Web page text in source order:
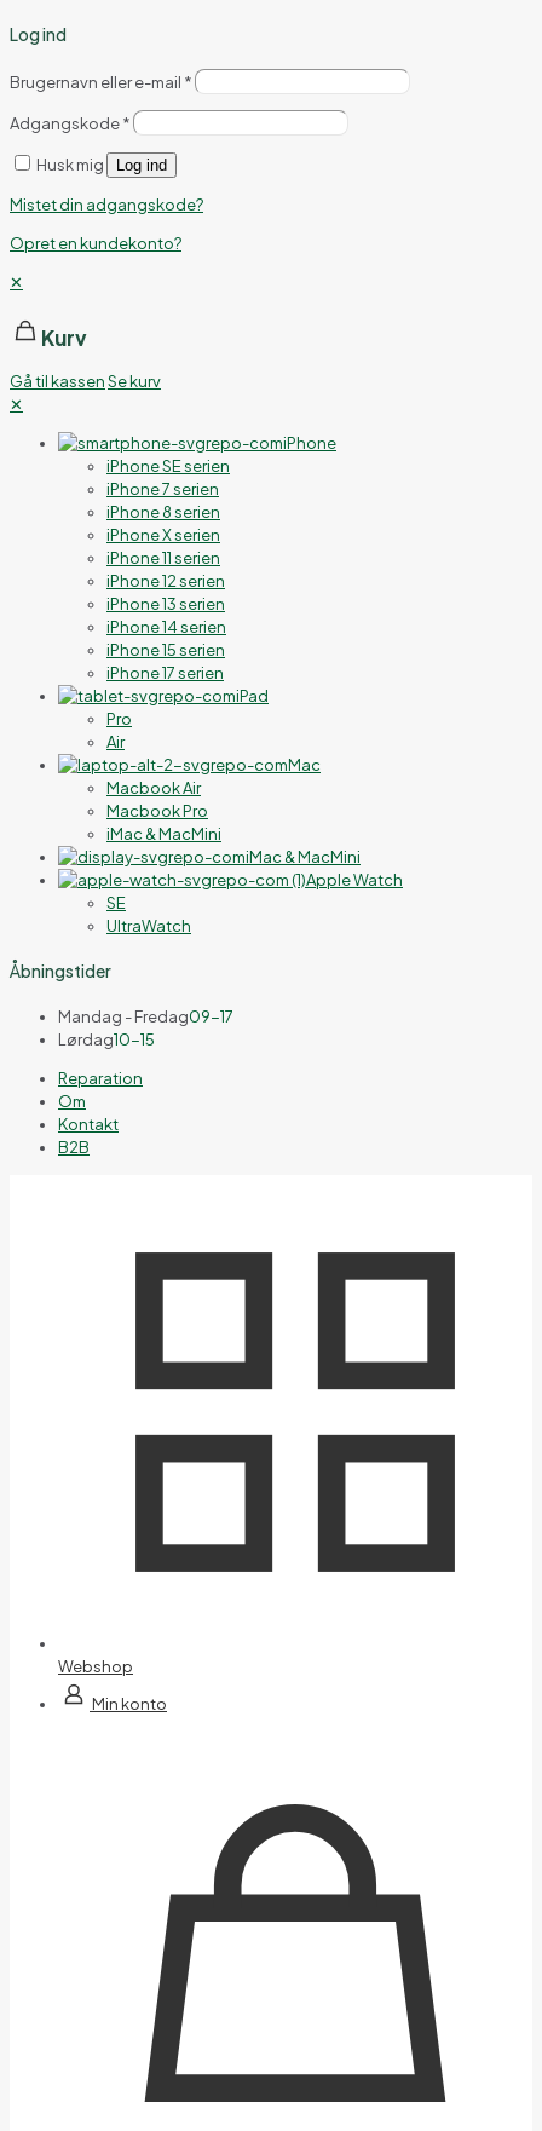
Log ind
Brugernavn eller e-mail *
Adgangskode*
Husk mig Log ind
Mistet din adgangskode?
Opret en kundekonto?
✕
Kurv
Gå til kassenSe kurv
✕
iPhone
iPhone SE serien
iPhone 7 serien
iPhone 8 serien
iPhone X serien
iPhone 11 serien
iPhone 12 serien
iPhone 13 serien
iPhone 14 serien
iPhone 15 serien
iPhone 17 serien
iPad
Pro
Air
Mac
Macbook Air
Macbook Pro
iMac & MacMini
iMac & MacMini
Apple Watch
SE
UltraWatch
Åbningstider
Mandag - Fredag09-17
Lørdag10-15
Reparation
Om
Kontakt
B2B
Webshop
Min konto